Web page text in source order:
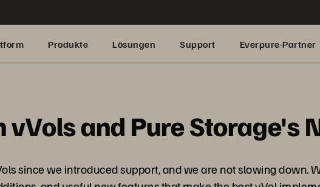
Produkte Lösungen Support Everpure-Partner
and Pure Storage's
since we introduced support, and we are not slowing down.